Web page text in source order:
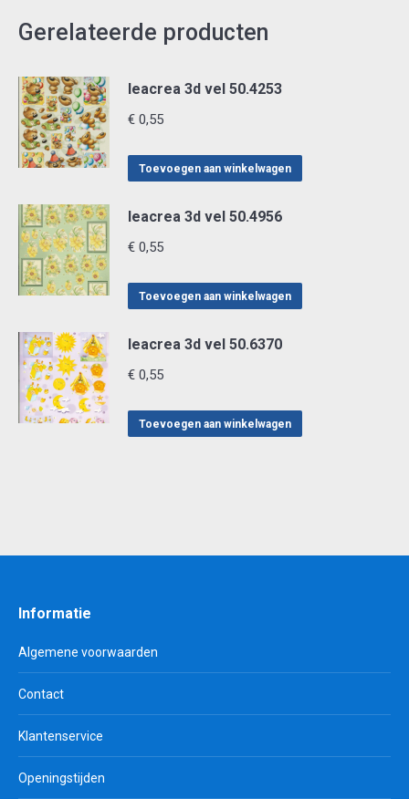
Gerelateerde producten
leacrea 3d vel 50.4253
€ 0,55
Toevoegen aan winkelwagen
leacrea 3d vel 50.4956
€ 0,55
Toevoegen aan winkelwagen
leacrea 3d vel 50.6370
€ 0,55
Toevoegen aan winkelwagen
Informatie
Algemene voorwaarden
Contact
Klantenservice
Openingstijden